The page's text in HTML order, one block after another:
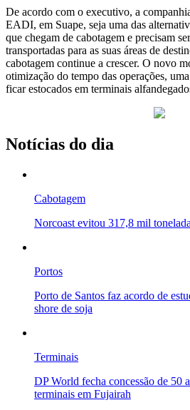
De acordo com o executivo, a
EADI, em Suape, seja uma das
que chegam de cabotagem e precisam
transportadas para as suas áreas de
cabotagem continue a crescer. O novo
otimização do tempo das operações,
ficar estocados em terminais
Notícias do dia
Cabotagem
Norcoast evitou 317,8 mil
Portos
Porto de Santos faz acordo de
shore de soja
Terminais
DP World fecha concessão de 50
terminais em Fujairah